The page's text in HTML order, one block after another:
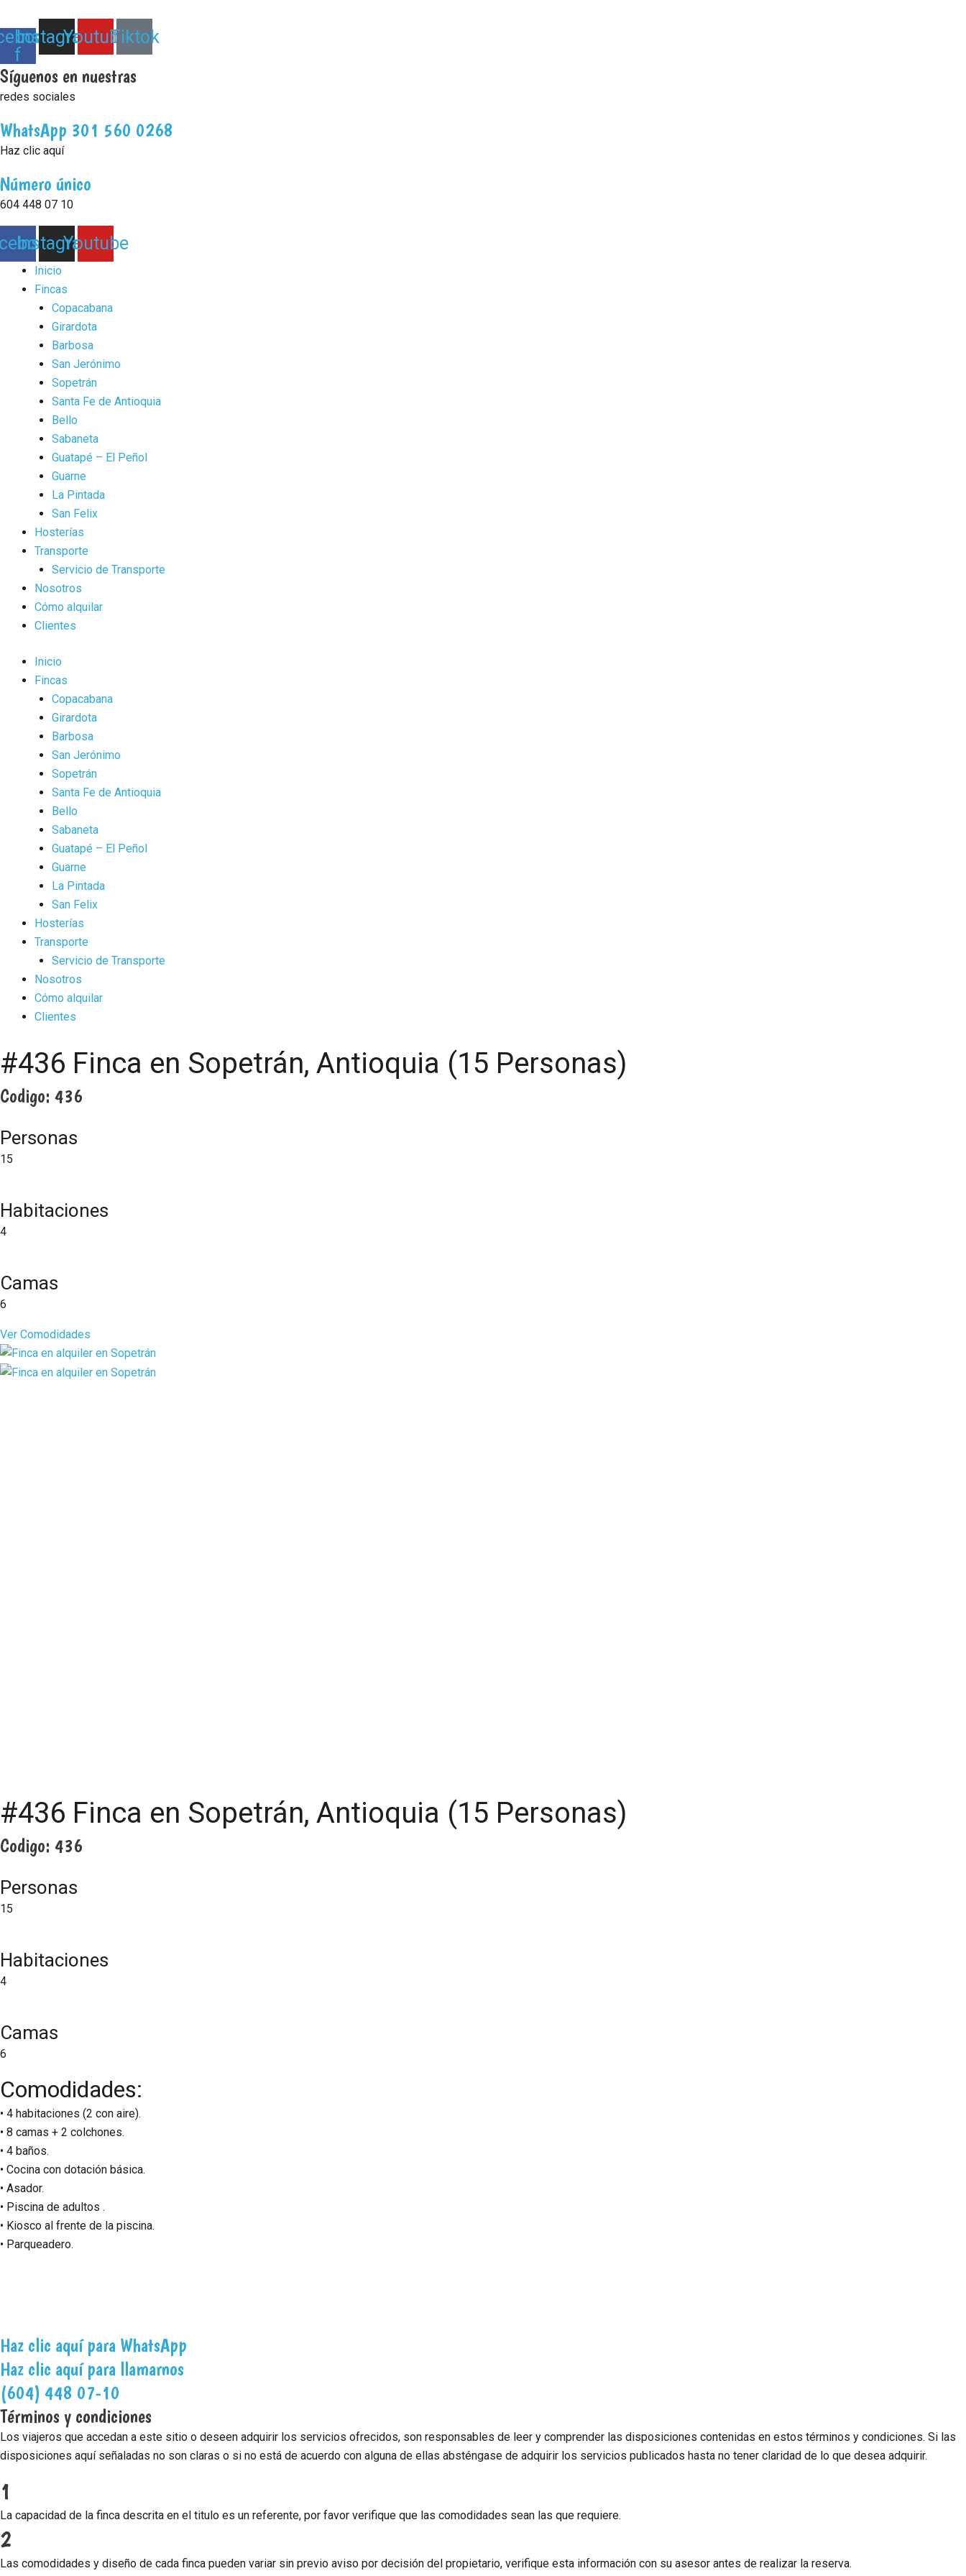
al
contenido
f
InstagramYoutubeTiktok
Síguenos en nuestras
redes sociales
WhatsApp 301 560 0268
Haz clic aquí
Número único
604 448 07 10
InstagramYoutube
Inicio
Fincas
Copacabana
Girardota
Barbosa
San Jerónimo
Sopetrán
Santa Fe de Antioquia
Bello
Sabaneta
Guatapé – El Peñol
Guarne
La Pintada
San Felix
Hosterías
Transporte
Servicio de Transporte
Nosotros
Cómo alquilar
Clientes
Inicio
Fincas
Copacabana
Girardota
Barbosa
San Jerónimo
Sopetrán
Santa Fe de Antioquia
Bello
Sabaneta
Guatapé – El Peñol
Guarne
La Pintada
San Felix
Hosterías
Transporte
Servicio de Transporte
Nosotros
Cómo alquilar
Clientes
#436 Finca en Sopetrán, Antioquia (15 Personas)
Codigo: 436
Personas
15
Habitaciones
4
Camas
6
Ver Comodidades
#436 Finca en Sopetrán, Antioquia (15 Personas)
Codigo: 436
Personas
15
Habitaciones
4
Camas
6
Comodidades:
• 4 habitaciones (2 con aire).
• 8 camas + 2 colchones.
• 4 baños.
• Cocina con dotación básica.
• Asador.
• Piscina de adultos .
• Kiosco al frente de la piscina.
• Parqueadero.
Haz clic aquí para WhatsApp
Haz clic aquí para llamarnos
(604) 448 07-10
Términos y condiciones
Los viajeros que accedan a este sitio o deseen adquirir los servicios ofrecidos, son responsables de leer y comprender las disposiciones contenidas en estos términos y condiciones. Si las
disposiciones aquí señaladas no son claras o si no está de acuerdo con alguna de ellas absténgase de adquirir los servicios publicados hasta no tener claridad de lo que desea adquirir.
1
La capacidad de la finca descrita en el titulo es un referente, por favor verifique que las comodidades sean las que requiere.
2
Las comodidades y diseño de cada finca pueden variar sin previo aviso por decisión del propietario, verifique esta información con su asesor antes de realizar la reserva.